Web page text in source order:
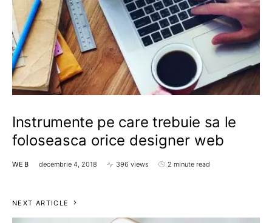
Instrumente pe care trebuie sa le
foloseasca orice designer web
WEB decembrie 4, 2018 396 views 2 minute read
NEXT ARTICLE